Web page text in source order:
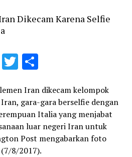
Dikecam Karena Selfie
Twitter
Share
Iran dikecam kelompok
gara-gara berselfie dengan
Italia yang menjabat
luar negeri Iran untuk
Post mengabarkan foto
8/2017).